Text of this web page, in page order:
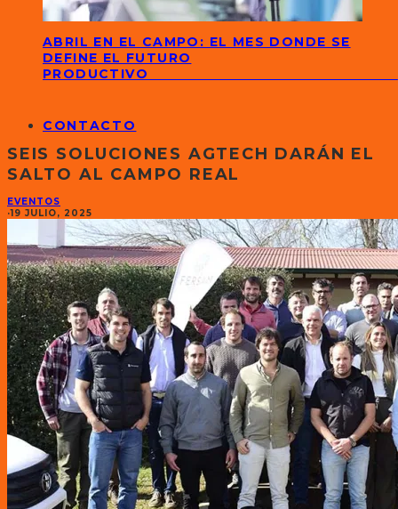
ABRIL EN EL CAMPO: EL MES DONDE SE
DEFINE EL FUTURO
PRODUCTIVO
CONTACTO
SEIS SOLUCIONES AGTECH DARÁN EL
SALTO AL CAMPO REAL
EVENTOS
·19 JULIO, 2025